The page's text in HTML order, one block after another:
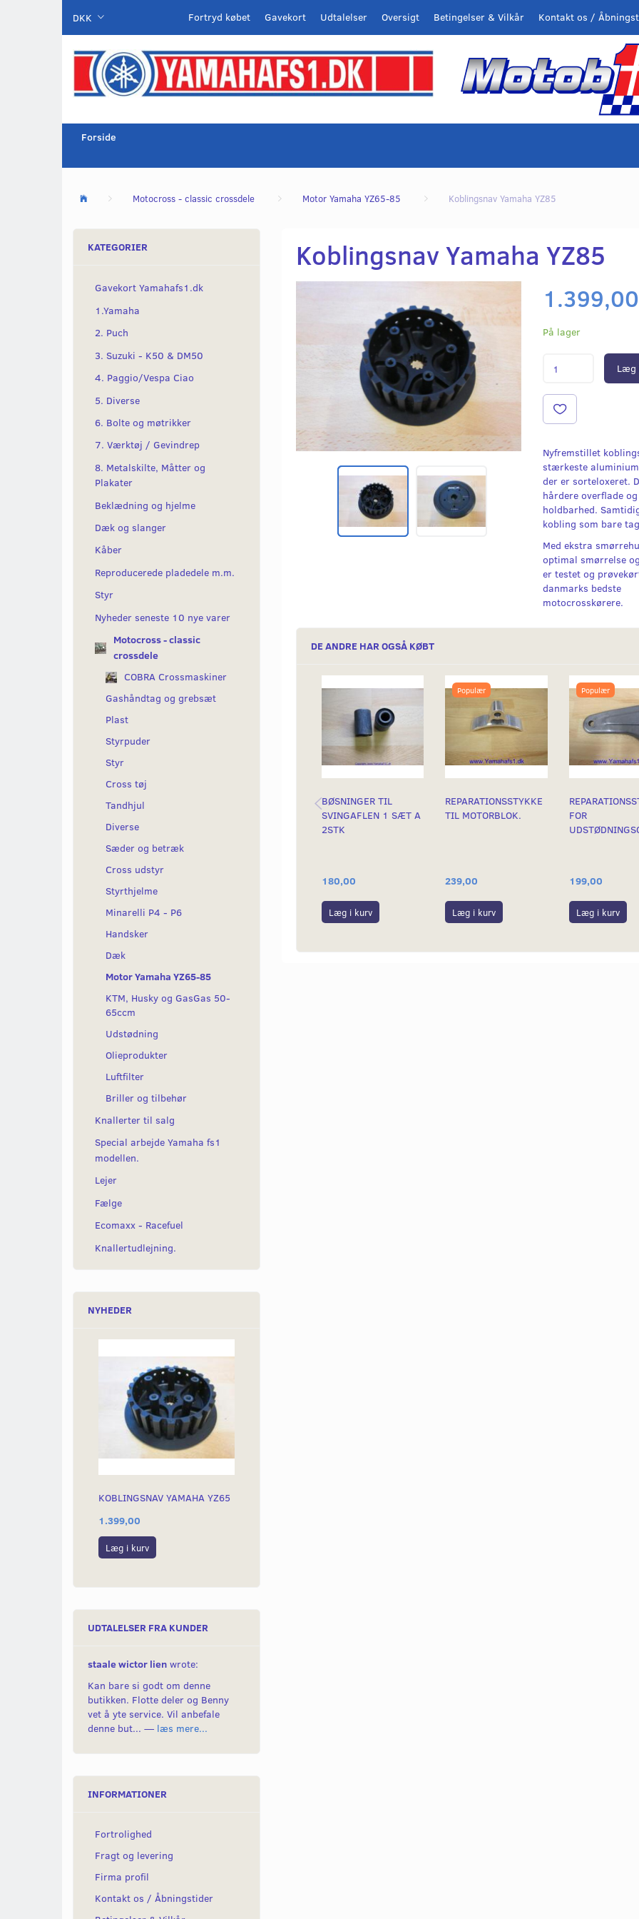
DKK Kontakt os /
Betingelser & Vilkår
Oversigt
Udtalelser
Gavekort
Fortryd købet
Forside
Motocross - classic crossdele Motor Yamaha YZ65-85 Koblingsnav Yamaha YZ85
KATEGORIER
Gavekort Yamahafs1.dk
1.Yamaha
2. Puch
3. Suzuki - K50 & DM50
4. Paggio/Vespa Ciao
5. Diverse
6. Bolte og møtrikker
7. Værktøj / Gevindrep
8. Metalskilte, Måtter og
Plakater
Beklædning og hjelme
Dæk og slanger
Kåber
Reproducerede pladedele m.m.
Styr
Nyheder seneste 10 nye varer
Motocross - classic
crossdele
COBRA Crossmaskiner
Gashåndtag og grebsæt
Plast
Styrpuder
Styr
Cross tøj
Tandhjul
Diverse
Sæder og betræk
Cross udstyr
Styrthjelme
Minarelli P4 - P6
Handsker
Dæk
Motor Yamaha YZ65-85
KTM, Husky og GasGas 50-
65ccm
Udstødning
Olieprodukter
Luftfilter
Briller og tilbehør
Knallerter til salg
Special arbejde Yamaha fs1
modellen.
Lejer
Fælge
Ecomaxx - Racefuel
Knallertudlejning.
NYHEDER
KOBLINGSNAV YAMAHA YZ65
1.399,00
Læg i kurv
UDTALELSER FRA KUNDER
staale wictor lien wrote:
Kan bare si godt om denne
butikken. Flotte deler og Benny
vet å yte service. Vil anbefale
denne but... — læs mere...
INFORMATIONER
Fortrolighed
Fragt og levering
Firma profil
Kontakt os / Åbningstider
Koblingsnav Yamaha YZ85
1.399,00
På lager
Læg
Nyfremstillet
stærkeste
der er sorteloxeret.
hårdere overflade
holdbarhed.
kobling som bare
Med ekstra
optimal smørrelse
er testet og
danmarks bedste
motocrosskørere.
DE ANDRE HAR OGSÅ KØBT
BØSNINGER TIL
SVINGAFLEN 1 SÆT A
2STK
180,00
Læg i kurv
Populær
REPARATIONSSTYKKE
TIL MOTORBLOK.
239,00
Læg i kurv
Populær
FOR
199,00
Læg i kurv